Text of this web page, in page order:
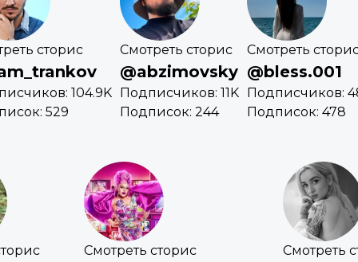
сторис
104.9K
529
Смотреть сторис
@abzimovsky
Подписчиков: 11K
Подписок: 244
Смотреть
@bless.001
Подписчиков:
Подписок: 478
Смотреть сторис Смотреть